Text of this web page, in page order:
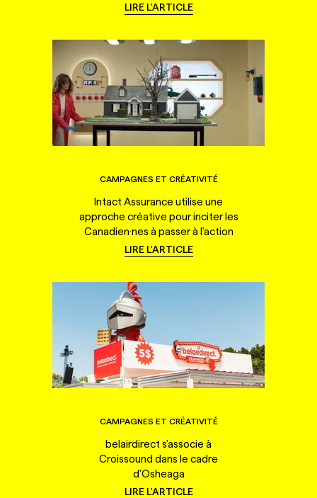
LIRE L'ARTICLE
CAMPAGNES ET CRÉATIVITÉ
Intact Assurance utilise une
approche créative pour inciter les
Canadien·nes à passer à l'action
LIRE L'ARTICLE
CAMPAGNES ET CRÉATIVITÉ
belairdirect s'associe à
Croissound dans le cadre
d'Osheaga
LIRE L'ARTICLE